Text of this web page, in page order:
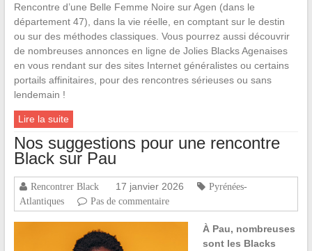
Rencontre d’une Belle Femme Noire sur Agen (dans le
département 47), dans la vie réelle, en comptant sur le destin
ou sur des méthodes classiques. Vous pourrez aussi découvrir
de nombreuses annonces en ligne de Jolies Blacks Agenaises
en vous rendant sur des sites Internet généralistes ou certains
portails affinitaires, pour des rencontres sérieuses ou sans
lendemain !
Lire la suite
Nos suggestions pour une rencontre
Black sur Pau
Rencontrer Black 17 janvier 2026
Pyrénées-
Atlantiques
Pas de commentaire
À Pau, nombreuses
sont les Blacks